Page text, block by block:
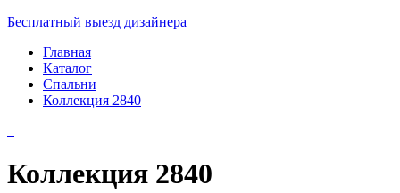
Бесплатный выезд дизайнера
Главная
Каталог
Спальни
Коллекция 2840
Коллекция 2840